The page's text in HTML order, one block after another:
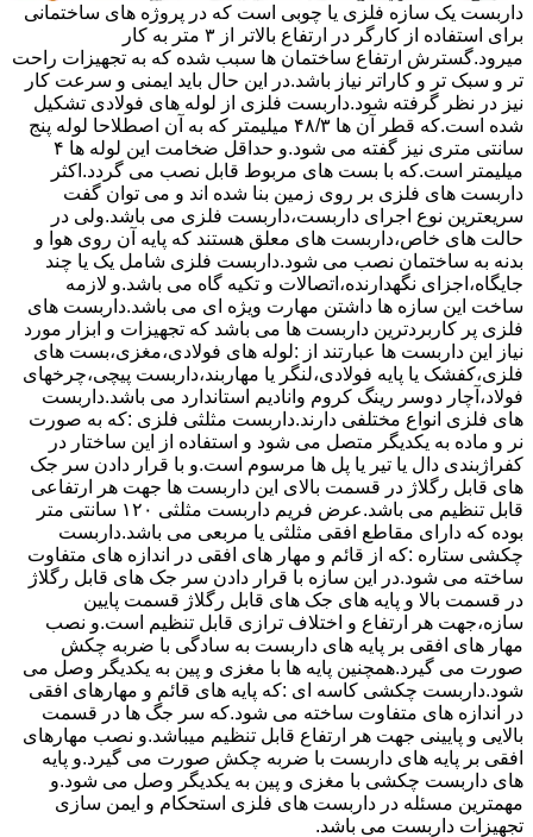
داربست یک سازه فلزی یا چوبی است که در پروژه های ساختمانی
برای استفاده از کارگر در ارتفاع بالاتر از ۳ متر به کار
میرود.گسترش ارتفاع ساختمان ها سبب شده که به تجهیزات راحت
تر و سبک تر و کاراتر نیاز باشد.در این حال باید ایمنی و سرعت کار
نیز در نظر گرفته شود.داربست فلزی از لوله های فولادی تشکیل
شده است.که قطر آن ها ۴۸/۳ میلیمتر که به آن اصطلاحا لوله پنج
سانتی متری نیز گفته می شود.و حداقل ضخامت این لوله ها ۴
میلیمتر است.که با بست های مربوط قابل نصب می گردد.اکثر
داربست های فلزی بر روی زمین بنا شده اند و می توان گفت
سریعترین نوع اجرای داربست،داربست فلزی می باشد.ولی در
حالت های خاص،داربست های معلق هستند که پایه آن روی هوا و
بدنه به ساختمان نصب می شود.داربست فلزی شامل یک یا چند
جایگاه،اجزای نگهدارنده،اتصالات و تکیه گاه می باشد.و لازمه
ساخت این سازه ها داشتن مهارت ویژه ای می باشد.داربست های
فلزی پر کاربردترین داربست ها می باشد که تجهیزات و ابزار مورد
نیاز این داربست ها عبارتند از :لوله های فولادی،مغزی،بست های
فلزی،کفشک یا پایه فولادی،لنگر یا مهاربند،داربست پیچی،چرخهای
فولاد،آچار دوسر رینگ کروم وانادیم استاندارد می باشد.داربست
های فلزی انواع مختلفی دارند.داربست مثلثی فلزی :که به صورت
نر و ماده به یکدیگر متصل می شود و استفاده از این ساختار در
کفراژبندی دال یا تیر یا پل ها مرسوم است.و با قرار دادن سر جک
های قابل رگلاژ در قسمت بالای این داربست ها جهت هر ارتفاعی
قابل تنظیم می باشد.عرض فریم داربست مثلثی ۱۲۰ سانتی متر
بوده که دارای مقاطع افقی مثلثی یا مربعی می باشد.داربست
چکشی ستاره :که از قائم و مهار های افقی در اندازه های متفاوت
ساخته می شود.در این سازه با قرار دادن سر جک های قابل رگلاژ
در قسمت بالا و پایه های جک های قابل رگلاژ قسمت پایین
سازه،جهت هر ارتفاع و اختلاف ترازی قابل تنظیم است.و نصب
مهار های افقی بر پایه های داربست به سادگی با ضربه چکش
صورت می گیرد.همچنین پایه ها با مغزی و پین به یکدیگر وصل می
شود.داربست چکشی کاسه ای :که پایه های قائم و مهارهای افقی
در اندازه های متفاوت ساخته می شود.که سر جگ ها در قسمت
بالایی و پایینی جهت هر ارتفاع قابل تنظیم میباشد.و نصب مهارهای
افقی بر پایه های داربست با ضربه چکش صورت می گیرد.و پایه
های داربست چکشی با مغزی و پین به یکدیگر وصل می شود.و
مهمترین مسئله در داربست های فلزی استحکام و ایمن سازی
تجهیزات داربست می باشد.